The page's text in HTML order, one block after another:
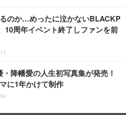
のか…めったに泣かないBLACKP
10周年イベント終了しファンを前
降幡愛の人生初写真集が発売！
に1年かけて制作